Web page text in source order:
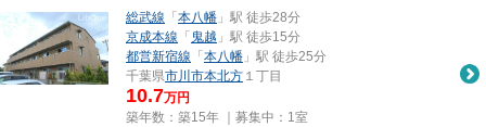
総武線 「 本八幡 」駅 徒歩28分
京成本線 「 鬼越 」駅 徒歩15分
都営新宿線 「 本八幡 」駅 徒歩25分
千葉県市川市本北方 １丁目
10.7万円
築年数：築15年 ｜募集中： 1室